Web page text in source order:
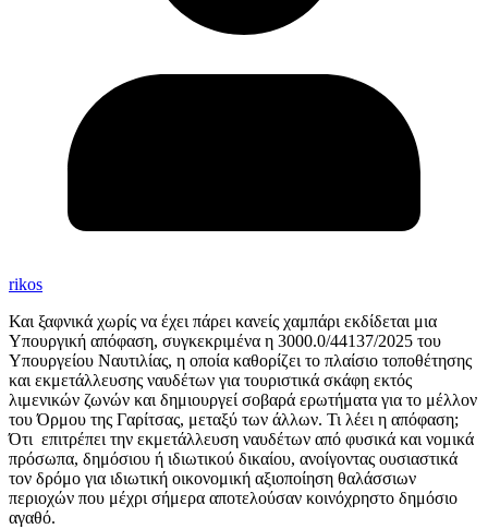
rikos
Και ξαφνικά χωρίς να έχει πάρει κανείς χαμπάρι εκδίδεται μια
Υπουργική απόφαση, συγκεκριμένα η 3000.0/44137/2025 του
Υπουργείου Ναυτιλίας, η οποία καθορίζει το πλαίσιο τοποθέτησης
και εκμετάλλευσης ναυδέτων για τουριστικά σκάφη εκτός
λιμενικών ζωνών και δημιουργεί σοβαρά ερωτήματα για το μέλλον
του Όρμου της Γαρίτσας, μεταξύ των άλλων. Τι λέει η απόφαση;
Ότι επιτρέπει την εκμετάλλευση ναυδέτων από φυσικά και νομικά
πρόσωπα, δημόσιου ή ιδιωτικού δικαίου, ανοίγοντας ουσιαστικά
τον δρόμο για ιδιωτική οικονομική αξιοποίηση θαλάσσιων
περιοχών που μέχρι σήμερα αποτελούσαν κοινόχρηστο δημόσιο
αγαθό.